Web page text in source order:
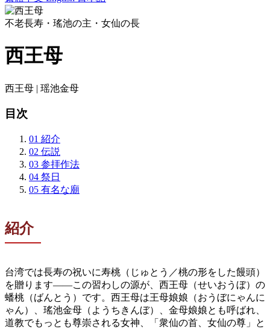
不老長寿・瑤池の主・女仙の長
西王母
西王母 | 瑶池金母
目次
01 紹介
02 伝説
03 参拝作法
04 祭日
05 有名な廟
紹介
台湾では長寿の祝いに寿桃（じゅとう／桃の形をした饅頭）
を贈ります——この習わしの源が、西王母（せいおうぼ）の
蟠桃（ばんとう）です。西王母は王母娘娘（おうぼにゃんに
ゃん）、瑤池金母（ようちきんぼ）、金母娘娘とも呼ばれ、
道教でもっとも尊崇される女神、「衆仙の首、女仙の尊」と